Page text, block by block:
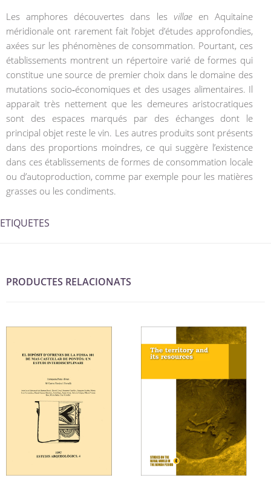
Les amphores découvertes dans les villae en Aquitaine
méridionale ont rarement fait l’objet d’études approfondies,
axées sur les phénomènes de consommation. Pourtant, ces
établissements montrent un répertoire varié de formes qui
constitue une source de premier choix dans le domaine des
mutations socio‑économiques et des usages alimentaires. Il
apparait très nettement que les demeures aristocratiques
sont des espaces marqués par des échanges dont le
principal objet reste le vin. Les autres produits sont présents
dans des proportions moindres, ce qui suggère l’existence
dans ces établissements de formes de consommation locale
ou d’autoproduction, comme par exemple pour les matières
grasses ou les condiments.
ETIQUETES
PRODUCTES RELACIONATS